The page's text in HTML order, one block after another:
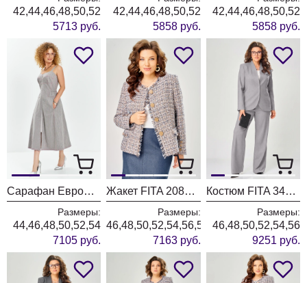
42,44,46,48,50,52
5713 руб.
42,44,46,48,50,52
5858 руб.
42,44,46,48,50,52
5858 руб.
Сарафан ЕвроМода 741 серый + розовая полоска
Размеры:
44,46,48,50,52,54
7105 руб.
Жакет FITA 20803 бежевый + деним
Размеры:
46,48,50,52,54,56,58,60,62
7163 руб.
Костюм FITA 3402 серо-бежевый
Размеры:
46,48,50,52,54,56
9251 руб.